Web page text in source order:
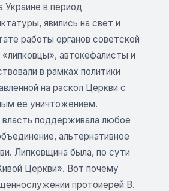
в период
явились на свет и
работы органов советской
«липковцы», автокефалисты и
в рамках политики
на раскол Церкви с
ее уничтожением.
поддерживала любое
альтернативное
Липковщина была, по сути
Церкви». Вот почему
протоиерей В.